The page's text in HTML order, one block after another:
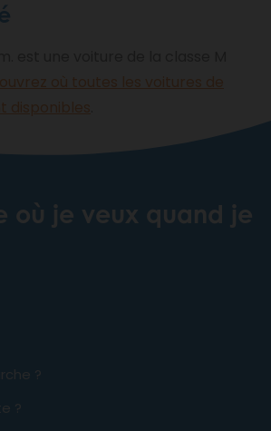
où toutes les voitures de
disponibles
où je veux quand je
?
?